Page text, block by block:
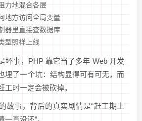
力地混合各层
地方访问全局变量
器里直接查数据库
型照样上线
坏事，PHP 靠它当了多年 Web 开发
埋了一个坑：结构显得可有可无，而
工时一定会被砍掉。
故事，背后的真实剧情是“赶工期上
直没还”。